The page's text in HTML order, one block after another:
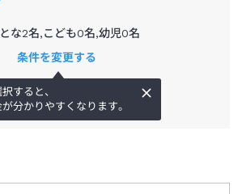
な2名,こども0名,幼児0名
条件を変更する
すると、
分かりやすくなります。